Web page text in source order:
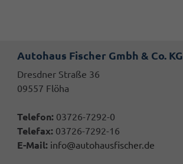
Autohaus Fischer Gmbh & Co. KG
Dresdner Straße 36
09557 Flöha
Telefon: 03726-7292-0
Telefax: 03726-7292-16
E-Mail: info@autohausfischer.de